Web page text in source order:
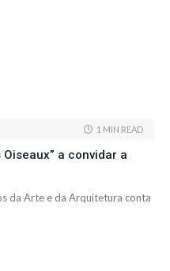
1 MIN READ
a convidar a
da Arte e da Arquitetura conta